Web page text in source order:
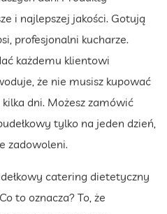
i najlepszej jakości. Gotują
profesjonalni kucharze.
każdemu klientowi
że nie musisz kupować
dni. Możesz zamówić
tylko na jeden dzień,
zadowoleni.
catering dietetyczny
to oznacza? To, że